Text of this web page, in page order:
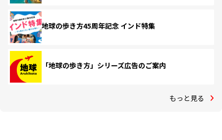
地球の歩き方45周年記念 インド特集
「地球の歩き方」シリーズ広告のご案内
もっと見る